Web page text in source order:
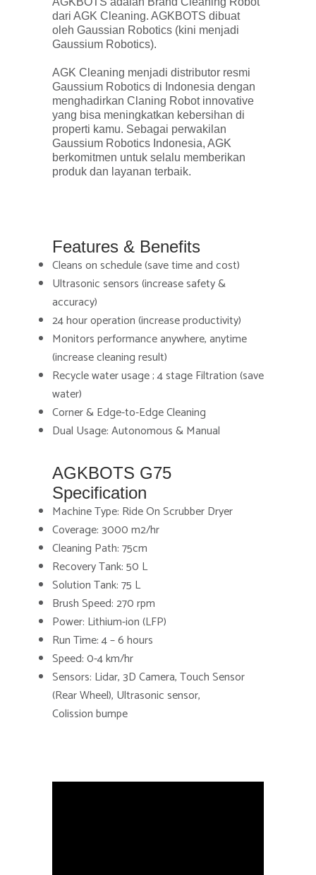
dari AGK Cleaning. AGKBOTS dibuat
oleh Gaussian Robotics (kini menjadi
Gaussium Robotics).
AGK Cleaning menjadi distributor resmi
Gaussium Robotics di Indonesia dengan
menghadirkan Claning Robot innovative
yang bisa meningkatkan kebersihan di
properti kamu. Sebagai perwakilan
Gaussium Robotics Indonesia, AGK
berkomitmen untuk selalu memberikan
produk dan layanan terbaik.
Features & Benefits
Cleans on schedule (save time and cost)
Ultrasonic sensors (increase safety &
accuracy)
24 hour operation (increase productivity)
Monitors performance anywhere, anytime
(increase cleaning result)
Recycle water usage ; 4 stage Filtration (save
water)
Corner & Edge-to-Edge Cleaning
Dual Usage: Autonomous & Manual
AGKBOTS G75
Specification
Machine Type: Ride On Scrubber Dryer
Coverage: 3000 m2/hr
Cleaning Path: 75cm
Recovery Tank: 50 L
Solution Tank: 75 L
Brush Speed: 270 rpm
Power: Lithium-ion (LFP)
Run Time: 4 – 6 hours
Speed: 0-4 km/hr
Sensors: Lidar, 3D Camera, Touch Sensor
(Rear Wheel), Ultrasonic sensor,
Colission bumpe